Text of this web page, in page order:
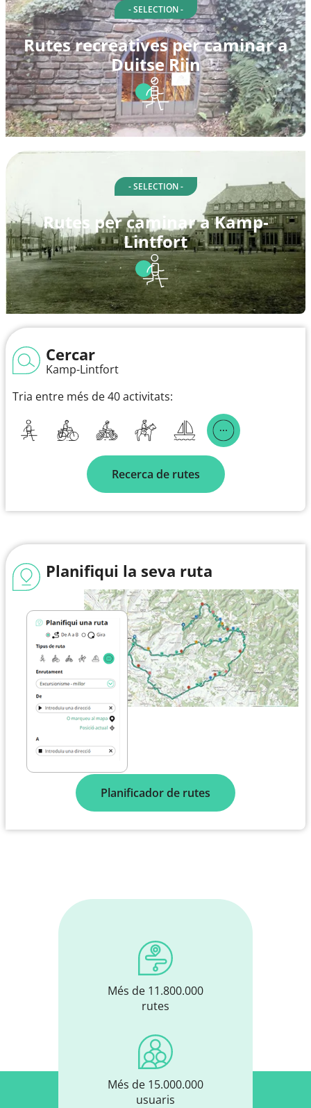
- SELECTION -
Rutes recreatives per caminar a
Duitse Rijn
- SELECTION -
Rutes per caminar a Kamp-
Lintfort
Cercar
Kamp-Lintfort
Tria entre més de 40 activitats:
Recerca de rutes
Planifiqui la seva ruta
Planificador de rutes
Més de 11.800.000
rutes
Més de 15.000.000
usuaris